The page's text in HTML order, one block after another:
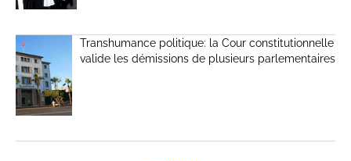
Transhumance politique: la Cour constitutionnelle
valide les démissions de plusieurs parlementaires